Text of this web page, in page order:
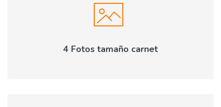
4 Fotos tamaño carnet